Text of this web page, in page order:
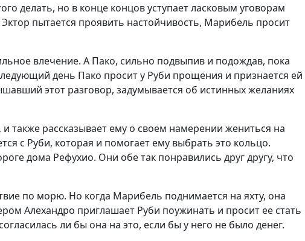
делать, но в конце концов уступает ласковым уговорам
пытается проявить настойчивость, Марибель просит
влечение. А Пако, сильно подвыпив и подождав, пока
день Пако просит у Руби прощения и признается ей
этот разговор, задумывается об истинных желаниях
также рассказывает ему о своем намерении жениться на
с Руби, которая и помогает ему выбрать это кольцо.
дома Рефухио. Они обе так понравились друг другу, что
по морю. Но когда Марибель поднимается на яхту, она
Алехандро приглашает Руби поужинать и просит ее стать
ли бы она на это, если бы у него не было денег.